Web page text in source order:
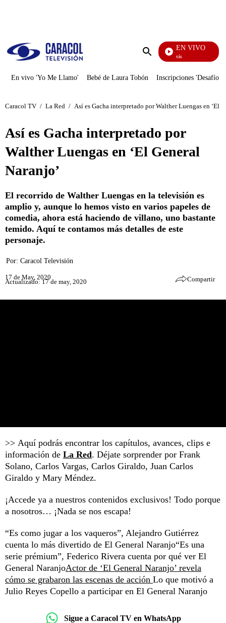
Enviar
EN VIVO
También Caerás
En vivo 'Yo Me Llamo' Bebé de Laura Tobón Inscripciones 'Desafío'
Caracol TV / La Red / Así es Gacha interpretado por Walther Luengas en ‘El
Así es Gacha interpretado por
Walther Luengas en ‘El General
Naranjo’
El recorrido de Walther Luengas en la televisión es
amplio y, aunque lo hemos visto en varios papeles de
comedia, ahora está haciendo de villano, uno bastante
temido. Aquí te contamos más detalles de este
personaje.
Por: Caracol Televisión
17 de May, 2020
Actualizado: 17 de may, 2020 Compartir
>> Aquí podrás encontrar los capítulos, avances, clips e
información de La Red. Déjate sorprender por Frank
Solano, Carlos Vargas, Carlos Giraldo, Juan Carlos
Giraldo y Mary Méndez.
¡Accede ya a nuestros contenidos exclusivos! Todo porque
a nosotros… ¡Nada se nos escapa!
“Es como jugar a los vaqueros”, Alejandro Gutiérrez
cuenta lo más divertido de El General Naranjo“Es una
serie prémium”, Federico Rivera cuenta por qué ver El
General NaranjoActor de ‘El General Naranjo’ revela
cómo se grabaron las escenas de acción Lo que motivó a
Julio Reyes Copello a participar en El General Naranjo
Sigue a Caracol TV en WhatsApp